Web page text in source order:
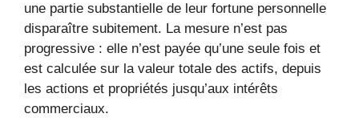
une partie substantielle de leur fortune personnelle
disparaître subitement. La mesure n’est pas
progressive : elle n’est payée qu’une seule fois et
est calculée sur la valeur totale des actifs, depuis
les actions et propriétés jusqu’aux intérêts
commerciaux.